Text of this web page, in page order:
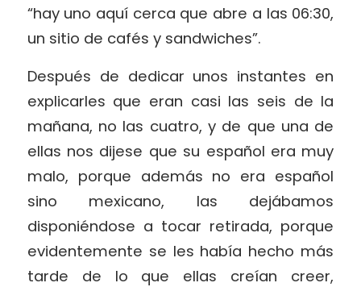
“hay uno aquí cerca que abre a las 06:30,
un sitio de cafés y sandwiches”.
Después de dedicar unos instantes en
explicarles que eran casi las seis de la
mañana, no las cuatro, y de que una de
ellas nos dijese que su español era muy
malo, porque además no era español
sino mexicano, las dejábamos
disponiéndose a tocar retirada, porque
evidentemente se les había hecho más
tarde de lo que ellas creían creer,